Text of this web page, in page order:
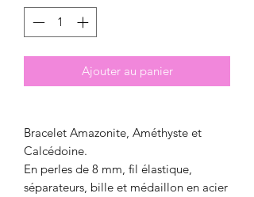
Ajouter au panier
Bracelet Amazonite, Améthyste et
Calcédoine.
En perles de 8 mm, fil élastique,
séparateurs, bille et médaillon en acier